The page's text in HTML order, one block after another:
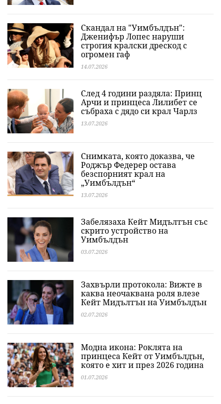
Скандал на "Уимбълдън":
Дженифър Лопес наруши
строгия кралски дрескод с
огромен гаф
14.07.2026
След 4 години раздяла: Принц
Арчи и принцеса Лилибет се
събраха с дядо си крал Чарлз
13.07.2026
Снимката, която доказва, че
Роджър Федерер остава
безспорният крал на
„Уимбълдън“
13.07.2026
Забелязаха Кейт Мидълтън със
скрито устройство на
Уимбълдън
03.07.2026
Захвърли протокола: Вижте в
каква неочаквана роля влезе
Кейт Мидълтън на Уимбълдън
02.07.2026
Модна икона: Роклята на
принцеса Кейт от Уимбълдън,
която е хит и през 2026 година
01.07.2026